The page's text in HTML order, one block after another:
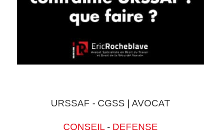
URSSAF - CGSS | AVOCAT
CONSEIL - DEFENSE